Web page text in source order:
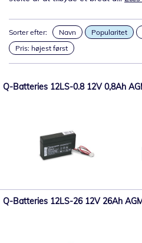
Sorter efter: Navn Popularitet
Pris: højest først
Q-Batteries 12LS-0.8 12V 0,8Ah
Q-Batteries 12LS-26 12V 26Ah